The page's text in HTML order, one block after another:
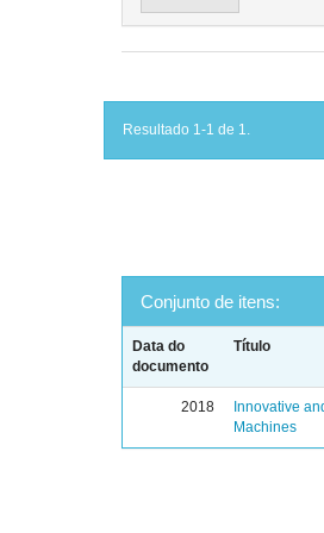
Resultado 1-1 de 1.
Conjunto de itens:
Data do
documento
Título
2018
Innovative
Machines